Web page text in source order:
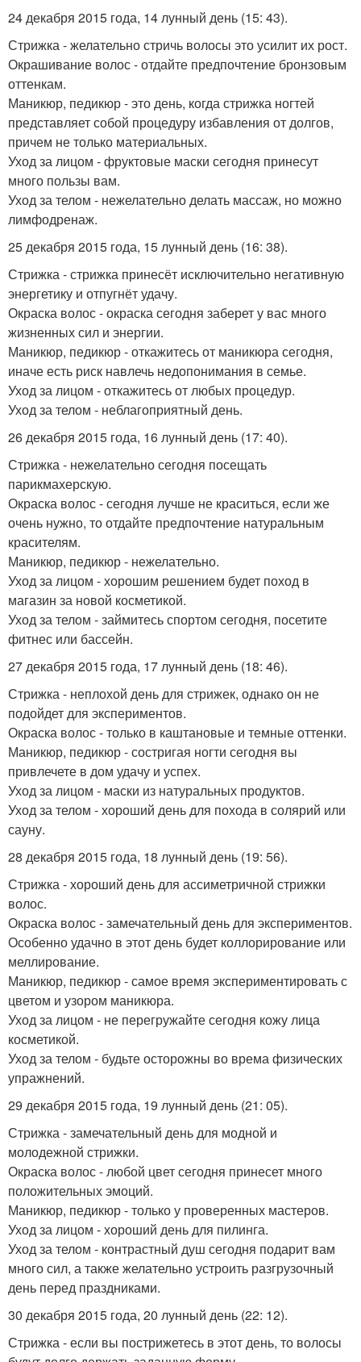
24 декабря 2015 года, 14 лунный день (15: 43).
Стрижка - желательно стричь волосы это усилит их рост.
Окрашивание волос - отдайте предпочтение бронзовым
оттенкам.
Маникюр, педикюр - это день, когда стрижка ногтей
представляет собой процедуру избавления от долгов,
причем не только материальных.
Уход за лицом - фруктовые маски сегодня принесут
много пользы вам.
Уход за телом - нежелательно делать массаж, но можно
лимфодренаж.
25 декабря 2015 года, 15 лунный день (16: 38).
Стрижка - стрижка принесёт исключительно негативную
энергетику и отпугнёт удачу.
Окраска волос - окраска сегодня заберет у вас много
жизненных сил и энергии.
Маникюр, педикюр - откажитесь от маникюра сегодня,
иначе есть риск навлечь недопонимания в семье.
Уход за лицом - откажитесь от любых процедур.
Уход за телом - неблагоприятный день.
26 декабря 2015 года, 16 лунный день (17: 40).
Стрижка - нежелательно сегодня посещать
парикмахерскую.
Окраска волос - сегодня лучше не краситься, если же
очень нужно, то отдайте предпочтение натуральным
красителям.
Маникюр, педикюр - нежелательно.
Уход за лицом - хорошим решением будет поход в
магазин за новой косметикой.
Уход за телом - займитесь спортом сегодня, посетите
фитнес или бассейн.
27 декабря 2015 года, 17 лунный день (18: 46).
Стрижка - неплохой день для стрижек, однако он не
подойдет для экспериментов.
Окраска волос - только в каштановые и темные оттенки.
Маникюр, педикюр - состригая ногти сегодня вы
привлечете в дом удачу и успех.
Уход за лицом - маски из натуральных продуктов.
Уход за телом - хороший день для похода в солярий или
сауну.
28 декабря 2015 года, 18 лунный день (19: 56).
Стрижка - хороший день для ассиметричной стрижки
волос.
Окраска волос - замечательный день для экспериментов.
Особенно удачно в этот день будет коллорирование или
меллирование.
Маникюр, педикюр - самое время экспериментировать с
цветом и узором маникюра.
Уход за лицом - не перегружайте сегодня кожу лица
косметикой.
Уход за телом - будьте осторожны во врема физических
упражнений.
29 декабря 2015 года, 19 лунный день (21: 05).
Стрижка - замечательный день для модной и
молодежной стрижки.
Окраска волос - любой цвет сегодня принесет много
положительных эмоций.
Маникюр, педикюр - только у проверенных мастеров.
Уход за лицом - хороший день для пилинга.
Уход за телом - контрастный душ сегодня подарит вам
много сил, а также желательно устроить разгрузочный
день перед праздниками.
30 декабря 2015 года, 20 лунный день (22: 12).
Стрижка - если вы пострижетесь в этот день, то волосы